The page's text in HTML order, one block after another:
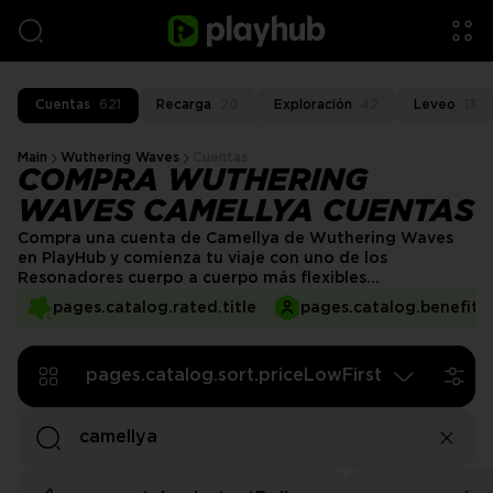
Cuentas 621 Recarga Exploración Leveo
Main Wuthering Waves
COMPRA WUTHERING
WAVES CAMELLYA CUENTAS
pages.catalog.rated.title
Compra una cuenta de Camellya de Wuthering Waves
en PlayHub y comienza tu viaje con uno de los
Resonadores cuerpo a cuerpo más flexibles
desbloqueados. Camellya sobresale en daño explosivo a
corta distancia y un flujo de combos suave. Salta los
de primer nivel y sinergia de equipo.
pages.catalog.sort.priceLowFirst